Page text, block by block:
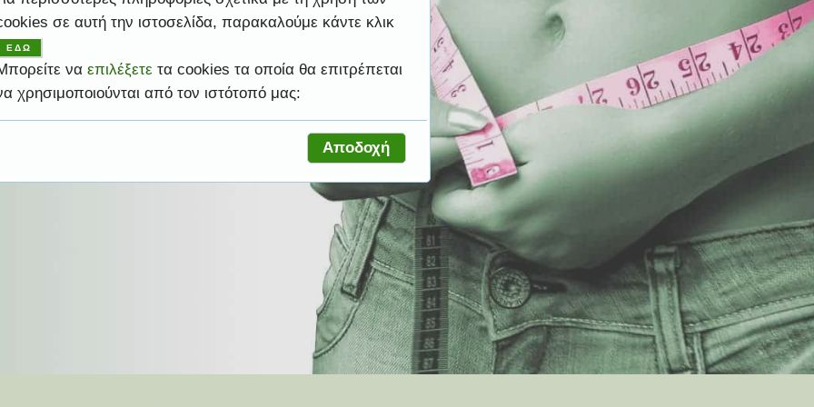
σας ανάγκη.
υπηρεσίες ώστε να σας βοηθήσει να
σας ανάγκη.
σε αυτή την ιστοσελίδα, παρακαλούμε κάντε κλικ
ΕΔΩ
να επιλέξετε τα cookies τα οποία θα επιτρέπεται
χρησιμοποιούνται από τον ιστότοπό μας:
Αποδοχή